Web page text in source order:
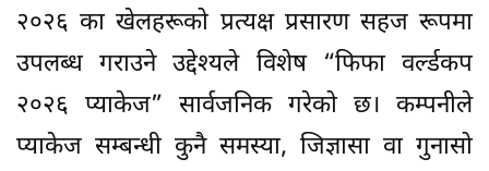
२०२६ का खेलहरूको प्रत्यक्ष प्रसारण सहज रूपमा
उपलब्ध गराउने उद्देश्यले विशेष “फिफा वर्ल्डकप
२०२६ प्याकेज” सार्वजनिक गरेको छ। कम्पनीले
प्याकेज सम्बन्धी कुनै समस्या, जिज्ञासा वा गुनासो